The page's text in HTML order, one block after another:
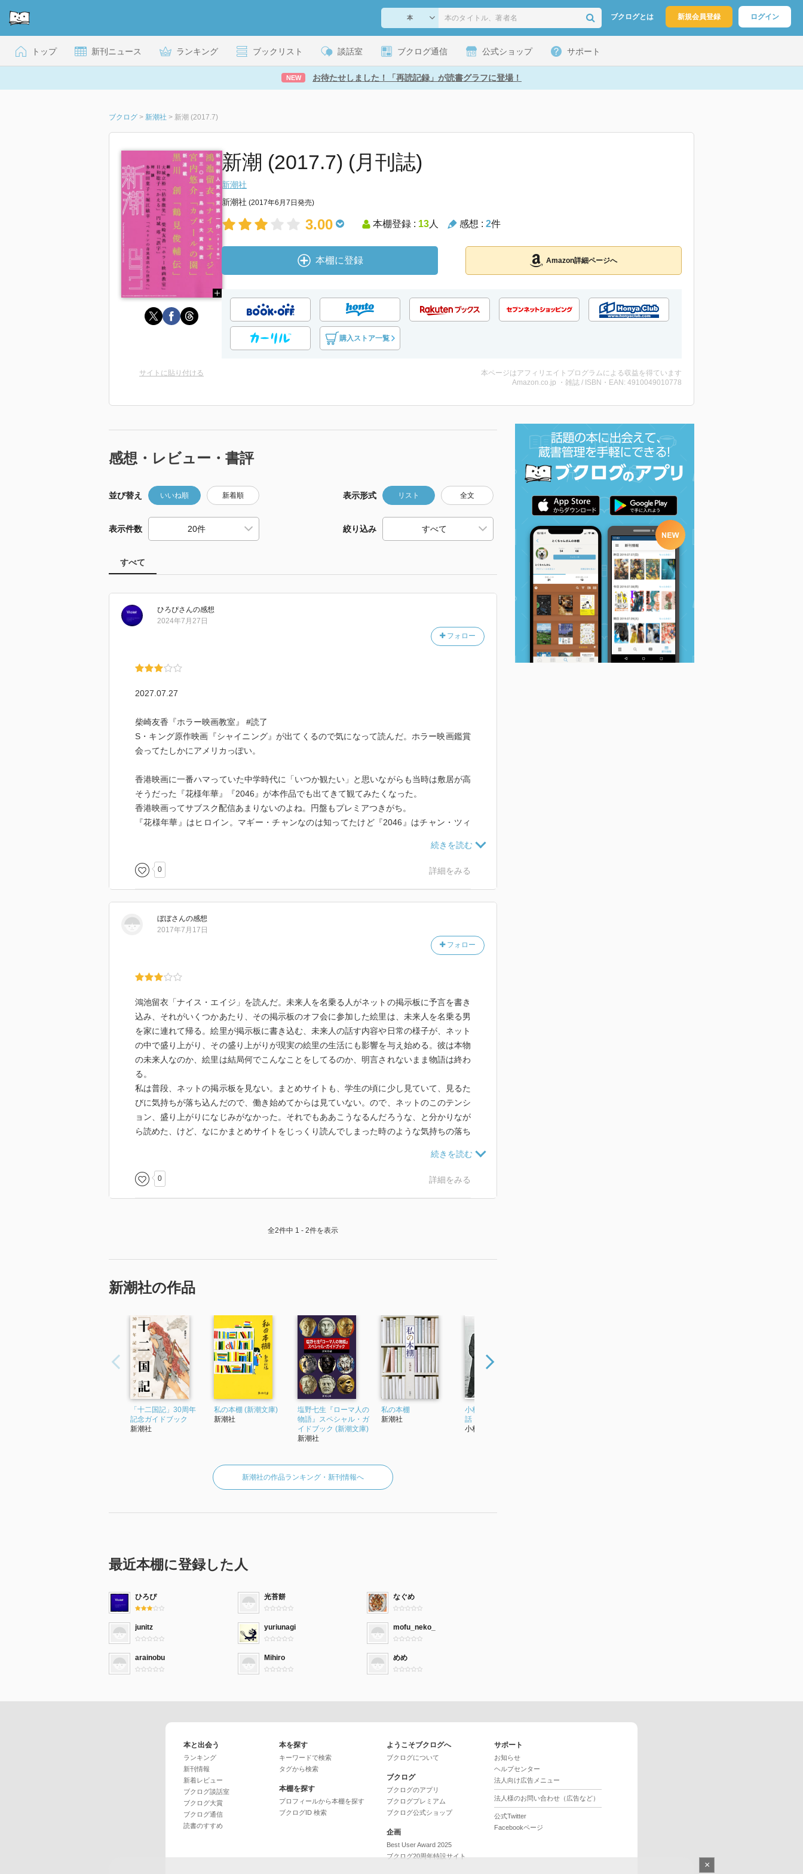
ブクログとは 新規会員登録 ログイン
トップ 新刊ニュース ランキング ブックリスト 談話室 ブクログ通信 公式ショップ サポート
NEW お待たせしました！「再読記録」が読書グラフに登場！
ブクログ > 新潮社 > 新潮 (2017.7)
新潮 (2017.7) (月刊誌)
新潮社
新潮社 (2017年6月7日発売)
3.00 本棚登録 : 13人 感想 : 2件
本棚に登録 Amazon詳細ページへ
購入ストア一覧
サイトに貼り付ける
本ページはアフィリエイトプログラムによる収益を得ています
Amazon.co.jp ・雑誌 / ISBN・EAN: 4910049010778
感想・レビュー・書評
並び替え いいね順 新着順 表示形式 リスト 全文
表示件数 絞り込み
すべて
ひろぴさんの感想
フォロー
2024年7月27日
2027.07.27
柴崎友香『ホラー映画教室』 #読了
S・キング原作映画『シャイニング』が出てくるので気になって読んだ。ホラー映画鑑賞
会ってたしかにアメリカっぽい。
香港映画に一番ハマっていた中学時代に「いつか観たい」と思いながらも当時は敷居が高
そうだった『花様年華』『2046』が本作品でも出てきて観てみたくなった。
香港映画ってサブスク配信あまりないのよね。円盤もプレミアつきがち。
『花様年華』はヒロイン。マギー・チャンなのは知ってたけど『2046』はチャン・ツィ
#読書 #新潮社 #純文学
0 詳細をみる
ぼぼさんの感想
フォロー
2017年7月17日
鴻池留衣「ナイス・エイジ」を読んだ。未来人を名乗る人がネットの掲示板に予言を書き
込み、それがいくつかあたり、その掲示板のオフ会に参加した絵里は、未来人を名乗る男
を家に連れて帰る。絵里が掲示板に書き込む、未来人の話す内容や日常の様子が、ネット
の中で盛り上がり、その盛り上がりが現実の絵里の生活にも影響を与え始める。彼は本物
の未来人なのか、絵里は結局何でこんなことをしてるのか、明言されないまま物語は終わ
る。
私は普段、ネットの掲示板を見ない。まとめサイトも、学生の頃に少し見ていて、見るた
びに気持ちが落ち込んだので、働き始めてからは見ていない。ので、ネットのこのテンシ
ョン、盛り上がりになじみがなかった。それでもああこうなるんだろうな、と分かりなが
ら読めた、けど、なにかまとめサイトをじっくり読んでしまった時のような気持ちの落ち
物語の中で、未来人の真偽ははっきりしないんだけど、読みながら、自称未来人の進次郎
を信じたり疑ったり、自分の立ち位置が何度か変わった。おどらされている感覚。
0 詳細をみる
全2件中 1 - 2件を表示
新潮社の作品
「十二国記」30周年
記念ガイドブック
新潮社
私の本棚 (新潮文庫)
新潮社
塩野七生『ローマ人の
物語』スペシャル・ガ
イドブック (新潮文庫)
新潮社
私の本棚
新潮社
小林秀雄 学生との対
話
小林秀雄
新潮社の作品ランキング・新刊情報へ
最近本棚に登録した人
ひろぴ 光苔餅 なぐめ
junitz yuriunagi mofu_neko_
arainobu Mihiro めめ
本と出会う
ランキング
新刊情報
新着レビュー
ブクログ談話室
ブクログ大賞
ブクログ通信
読書のすすめ
本を探す
キーワードで検索
タグから検索
本棚を探す
プロフィールから本棚を探す
ブクログID 検索
ようこそブクログへ
ブクログについて
ブクログ
ブクログのアプリ
ブクログプレミアム
ブクログ公式ショップ
企画
Best User Award 2025
ブクログ20周年特設サイト
サポート
お知らせ
ヘルプセンター
法人向け広告メニュー
法人様のお問い合わせ（広告など）
公式Twitter
Facebookページ
×